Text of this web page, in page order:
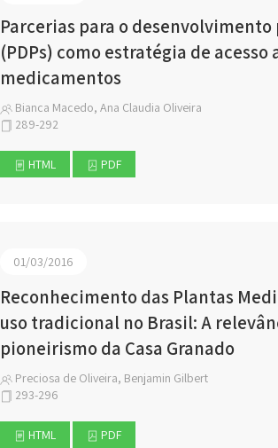
Parcerias para o
(PDPs) como estratégia de acesso
medicamentos
Bianca Macedo, Ana Claudia Oliveira
289-292
HTML PDF
01/03/2016
Reconhecimento das Plantas
uso tradicional no Brasil: A
pioneirismo da Casa Granado
Preciosa de Oliveira, Benjamin Gilbert
293-296
HTML PDF